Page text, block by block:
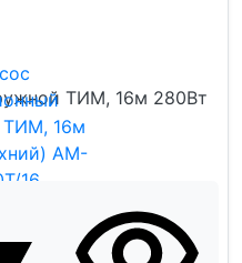
ТИМ, 16м 280Вт